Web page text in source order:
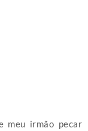
meu irmão pecar